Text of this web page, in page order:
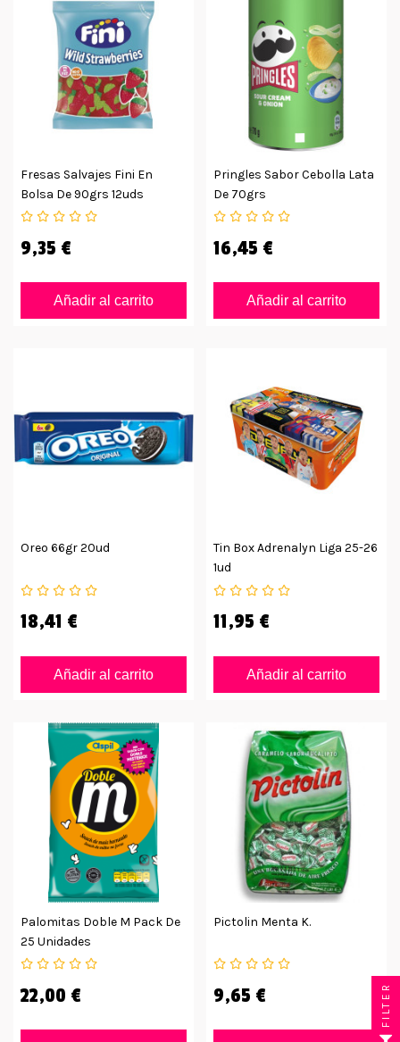
Fresas Salvajes Fini En
Bolsa De 90grs 12uds
9,35 €
Añadir al carrito
Pringles Sabor Cebolla Lata
De 70grs
16,45 €
Añadir al carrito
Oreo 66gr 20ud
18,41 €
Añadir al carrito
Tin Box Adrenalyn Liga 25-26
1ud
11,95 €
Añadir al carrito
Palomitas Doble M Pack De
25 Unidades
22,00 €
Pictolin Menta K.
9,65 € FILTER